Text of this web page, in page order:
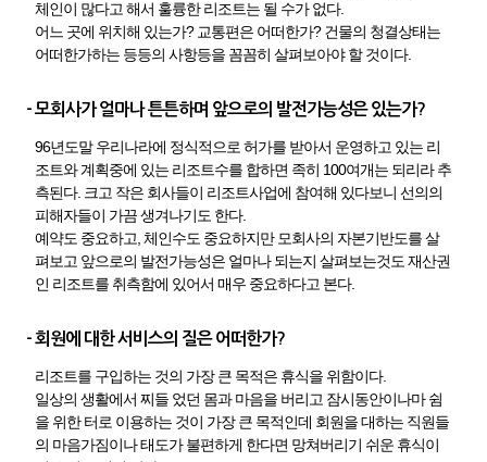
체인이 많다고 해서 훌륭한 리조트는 될 수가 없다.
어느 곳에 위치해 있는가? 교통편은 어떠한가? 건물의 청결상태는
어떠한가하는 등등의 사항등을 꼼꼼히 살펴보아야 할 것이다.
- 모회사가 얼마나 튼튼하며 앞으로의 발전가능성은 있는가?
96년도말 우리나라에 정식적으로 허가를 받아서 운영하고 있는 리
조트와 계획중에 있는 리조트수를 합하면 족히 100여개는 되리라 추
측된다. 크고 작은 회사들이 리조트사업에 참여해 있다보니 선의의
피해자들이 가끔 생겨나기도 한다.
예약도 중요하고, 체인수도 중요하지만 모회사의 자본기반도를 살
펴보고 앞으로의 발전가능성은 얼마나 되는지 살펴보는것도 재산권
인 리조트를 취측함에 있어서 매우 중요하다고 본다.
- 회원에 대한 서비스의 질은 어떠한가?
리조트를 구입하는 것의 가장 큰 목적은 휴식을 위함이다.
일상의 생활에서 찌들 었던 몸과 마음을 버리고 잠시동안이나마 쉼
을 위한 터로 이용하는 것이 가장 큰 목적인데 회원을 대하는 직원들
의 마음가짐이나 태도가 불편하게 한다면 망쳐버리기 쉬운 휴식이